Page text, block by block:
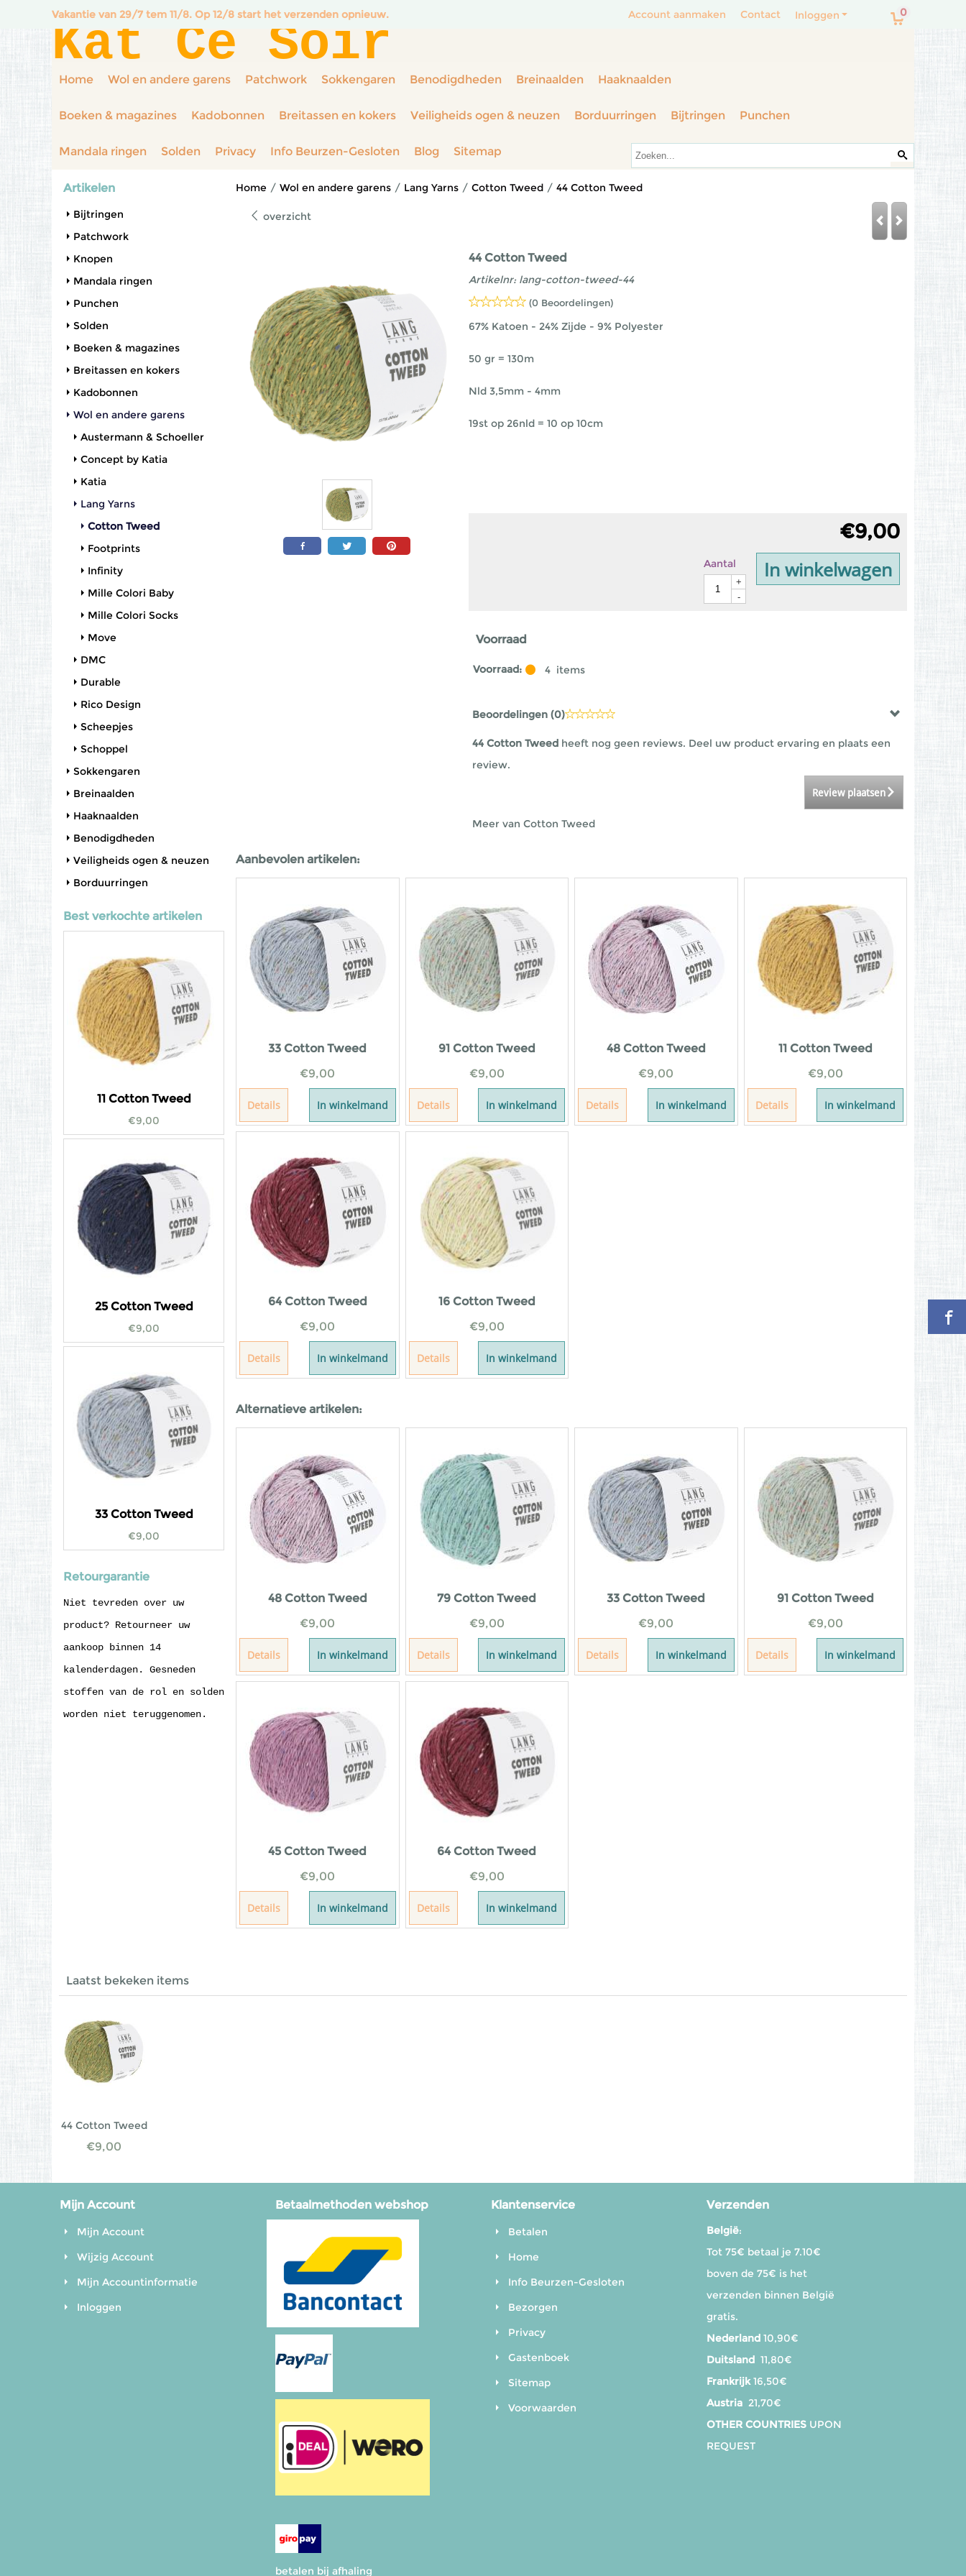
Vakantie van 29/7 tem 11/8. Op 12/8 start het verzenden opnieuw. 0
Inloggen
Account aanmaken Contact
Kat Ce Soir
Home Wol en andere garens Patchwork Sokkengaren Benodigdheden Breinaalden Haaknaalden
Boeken & magazines Kadobonnen Breitassen en kokers Veiligheids ogen & neuzen Borduurringen Bijtringen Punchen
Mandala ringen Solden Privacy Info Beurzen-Gesloten Blog Sitemap
Artikelen
Bijtringen
Patchwork
Knopen
Mandala ringen
Punchen
Solden
Boeken & magazines
Breitassen en kokers
Kadobonnen
Wol en andere garens
Austermann & Schoeller
Concept by Katia
Katia
Lang Yarns
Cotton Tweed
Footprints
Infinity
Mille Colori Baby
Mille Colori Socks
Move
DMC
Durable
Rico Design
Scheepjes
Schoppel
Sokkengaren
Breinaalden
Haaknaalden
Benodigdheden
Veiligheids ogen & neuzen
Borduurringen
Best verkochte artikelen
11 Cotton Tweed
€9,00
25 Cotton Tweed
€9,00
33 Cotton Tweed
€9,00
Retourgarantie
Niet tevreden over uw
product? Retourneer uw
aankoop binnen 14
kalenderdagen. Gesneden
stoffen van de rol en solden
worden niet teruggenomen.
Home / Wol en andere garens / Lang Yarns / Cotton Tweed / 44 Cotton Tweed
overzicht
44 Cotton Tweed
Artikelnr: lang-cotton-tweed-44
(0 Beoordelingen)
67% Katoen - 24% Zijde - 9% Polyester
50 gr = 130m
Nld 3,5mm - 4mm
19st op 26nld = 10 op 10cm
€9,00
Aantal
+
-
In winkelwagen
Voorraad
Voorraad: 4 items
Beoordelingen (0)
44 Cotton Tweed heeft nog geen reviews. Deel uw product ervaring en plaats een
review.
Review plaatsen
Meer van Cotton Tweed
Aanbevolen artikelen:
33 Cotton Tweed
€9,00
Details In winkelmand
91 Cotton Tweed
€9,00
Details In winkelmand
48 Cotton Tweed
€9,00
Details In winkelmand
11 Cotton Tweed
€9,00
Details In winkelmand
64 Cotton Tweed
€9,00
Details In winkelmand
16 Cotton Tweed
€9,00
Details In winkelmand
Alternatieve artikelen:
48 Cotton Tweed
€9,00
Details In winkelmand
79 Cotton Tweed
€9,00
Details In winkelmand
33 Cotton Tweed
€9,00
Details In winkelmand
91 Cotton Tweed
€9,00
Details In winkelmand
45 Cotton Tweed
€9,00
Details In winkelmand
64 Cotton Tweed
€9,00
Details In winkelmand
Laatst bekeken items
44 Cotton Tweed
€9,00
Mijn Account
Mijn Account
Wijzig Account
Mijn Accountinformatie
Inloggen
Betaalmethoden webshop
betalen bij afhaling
Klantenservice
Betalen
Home
Info Beurzen-Gesloten
Bezorgen
Privacy
Gastenboek
Sitemap
Voorwaarden
Verzenden
België:
Tot 75€ betaal je 7.10€
boven de 75€ is het
verzenden binnen België
gratis.
Nederland 10,90€
Duitsland 11,80€
Frankrijk16,50€
Austria 21,70€
OTHER COUNTRIES UPON
REQUEST